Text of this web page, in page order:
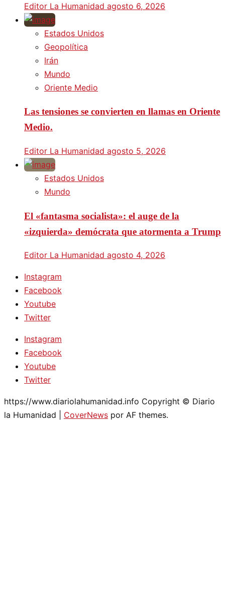
Editor La Humanidad agosto 6, 2026
Estados Unidos
Geopolítica
Irán
Mundo
Oriente Medio
Las tensiones se convierten en llamas en Oriente
Medio.
Editor La Humanidad agosto 5, 2026
Estados Unidos
Mundo
El «fantasma socialista»: el auge de la
«izquierda» demócrata que atormenta a Trump
Editor La Humanidad agosto 4, 2026
Instagram
Facebook
Youtube
Twitter
Instagram
Facebook
Youtube
Twitter
https://www.diariolahumanidad.info Copyright © Diario
la Humanidad
CoverNews por AF themes.